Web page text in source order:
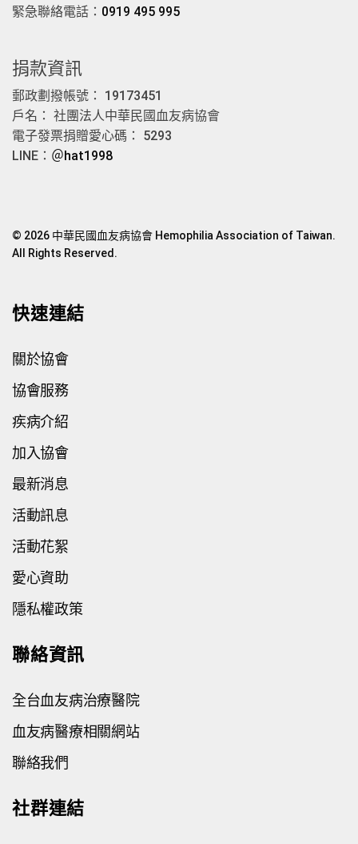
緊急聯絡電話： 0919 495 995
捐款資訊
郵政劃撥帳號： 19173451
戶名： 社團法人中華民國血友病協會
電子發票捐贈愛心碼： 5293
LINE： ＠hat1998
© 2026 中華民國血友病協會 Hemophilia Association of Taiwan.
All Rights Reserved.
快速連結
關於協會
協會服務
疾病介紹
加入協會
最新消息
活動訊息
活動花絮
愛心資助
隱私權政策
聯絡資訊
全台血友病治療醫院
血友病醫療相關網站
聯絡我們
社群連結